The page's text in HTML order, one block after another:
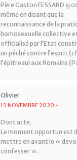
Père Gaston FESSARD sj
même en disant que la
reconnaissance de la
homosexuelle collective
officialisé par l’Etat
un péché contre l’esprit (cf
l’épitreaul aux Romains
Olivier
15 NOVEMBRE 2020 -
Dont acte.
Le moment opportun est
mettre en avant le «
confesser ».